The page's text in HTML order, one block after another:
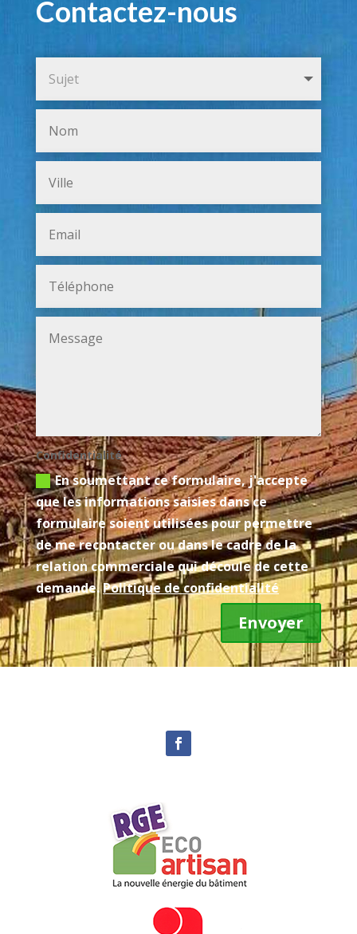
Contactez-nous
Confidentialité
En soumettant ce formulaire, j'accepte
que les informations saisies dans ce
formulaire soient utilisées pour permettre
de me recontacter ou dans le cadre de la
relation commerciale qui découle de cette
demande.Politique de confidentialité
Envoyer